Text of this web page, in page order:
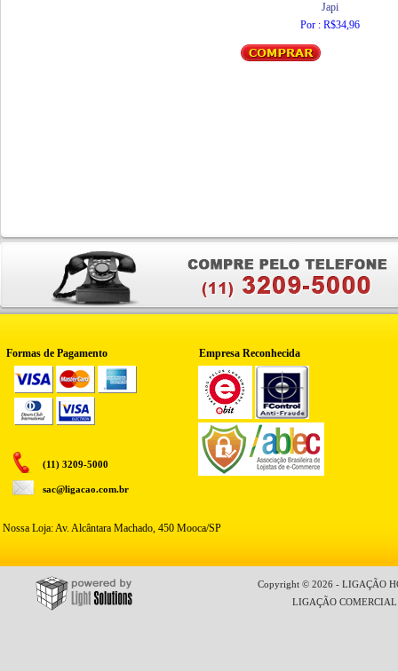
Japi
Por : R$34,96
Formas de Pagamento Empresa Reconhecida
(11) 3209-5000
sac@ligacao.com.br
Nossa Loja: Av. Alcântara Machado, 450 Mooca/SP
Copyright © 2026 - LIGAÇÃO
LIGAÇÃO